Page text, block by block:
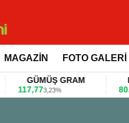
MAGAZİN FOTO GALERİ
GÜMÜŞ GRAM
117,773,23%